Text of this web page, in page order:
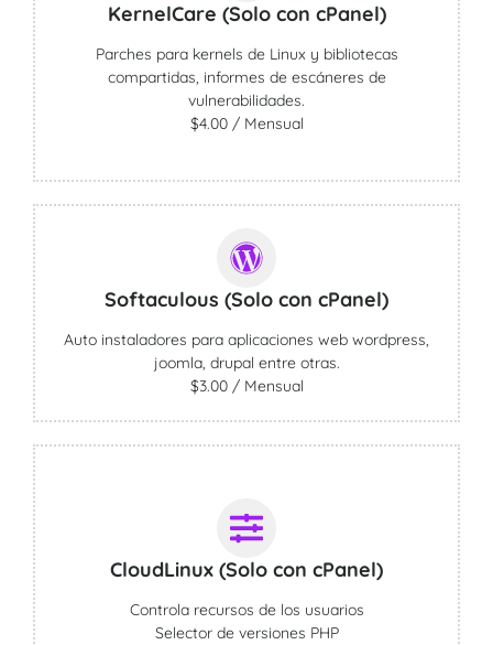
KernelCare (Solo con cPanel)
Parches para kernels de Linux y bibliotecas
compartidas, informes de escáneres de
vulnerabilidades.
$4.00 / Mensual
Softaculous (Solo con cPanel)
Auto instaladores para aplicaciones web wordpress,
joomla, drupal entre otras.
$3.00 / Mensual
CloudLinux (Solo con cPanel)
Controla recursos de los usuarios
Selector de versiones PHP